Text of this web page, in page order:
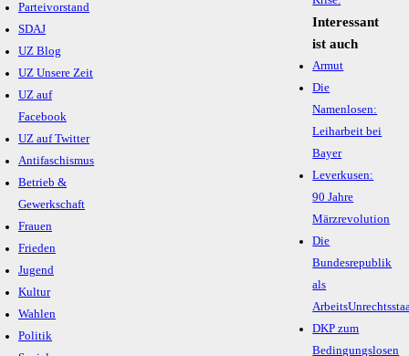
Parteivorstand
SDAJ
UZ Blog
UZ Unsere Zeit
UZ auf
Facebook
UZ auf Twitter
Antifaschismus
Betrieb &
Gewerkschaft
Frauen
Frieden
Jugend
Kultur
Wahlen
Politik
Interessant
ist auch
Armut
Die
Namenlosen:
Leiharbeit bei
Bayer
Leverkusen:
90 Jahre
Märzrevolution
Die
Bundesrepublik
als
DKP zum
Bedingungslosen